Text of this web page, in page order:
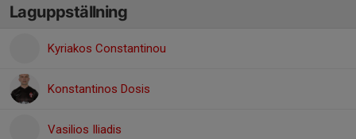
Laguppställning
Kyriakos Constantinou
Konstantinos Dosis
Vasilios Iliadis